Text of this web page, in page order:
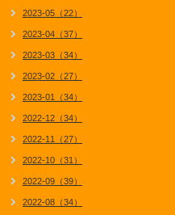
2023-05（22）
2023-04（37）
2023-03（34）
2023-02（27）
2023-01（34）
2022-12（34）
2022-11（27）
2022-10（31）
2022-09（39）
2022-08（34）